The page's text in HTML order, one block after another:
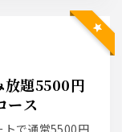
放題5500円
ース
トで通常5500円